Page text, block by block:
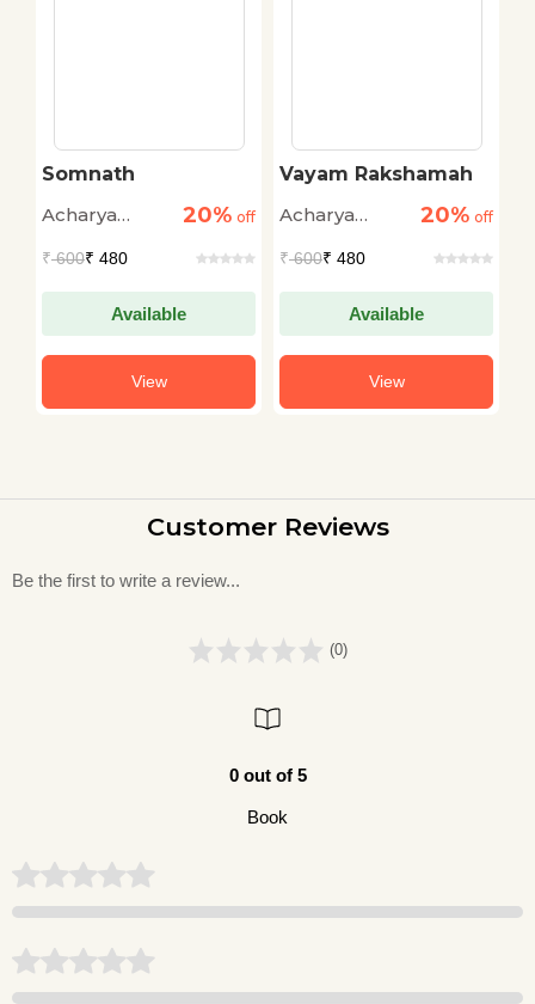
Somnath
Acharya
20% off
₹600₹ 480
Available
View
Vayam Rakshamah
Acharya
20% off
₹600₹ 480
Available
View
Customer Reviews
Be the first to write a review...
(0)
0 out of 5
Book